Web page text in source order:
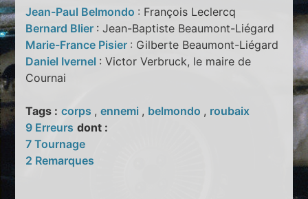
Jean-Paul Belmondo : François Leclercq
Bernard Blier : Jean-Baptiste Beaumont-Liégard
Marie-France Pisier : Gilberte Beaumont-Liégard
Daniel Ivernel : Victor Verbruck, le maire de
Cournai
Tags : corps ,ennemi , belmondo , roubaix
9 Erreurs dont :
7 Tournage
2 Remarques